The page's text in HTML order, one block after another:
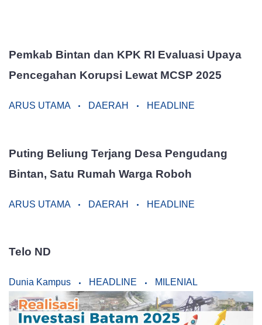
Pemkab Bintan dan KPK RI Evaluasi Upaya
Pencegahan Korupsi Lewat MCSP 2025
ARUS UTAMA DAERAH HEADLINE
Puting Beliung Terjang Desa Pengudang
Bintan, Satu Rumah Warga Roboh
ARUS UTAMA DAERAH HEADLINE
Telo ND
Dunia Kampus HEADLINE MILENIAL